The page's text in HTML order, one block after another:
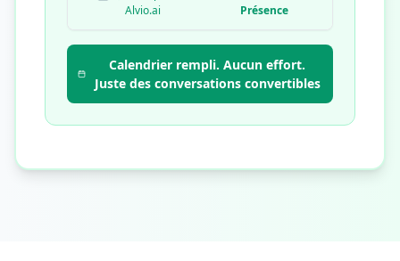
Alvio.ai
Présence
Calendrier rempli. Aucun effort.
Juste des conversations convertibles